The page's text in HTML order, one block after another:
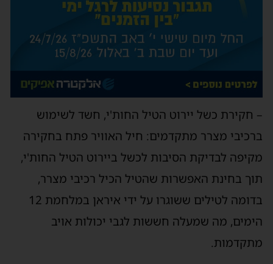
– חקירת כשל יירוט הטיל החות'י, חשד לשימוש
ברכיבי מצרר מתקדמים: חיל האוויר פתח בחקירה
מקיפה לבדיקת הסיבות לכשל ביירוט הטיל החות'י,
תוך בחינת האפשרות שהטיל הכיל רכיבי מצרר,
בדומה לטילים ששוגרו על ידי איראן במלחמת 12
הימים, מה שמעלה חששות לגבי יכולות אויב
מתקדמות.